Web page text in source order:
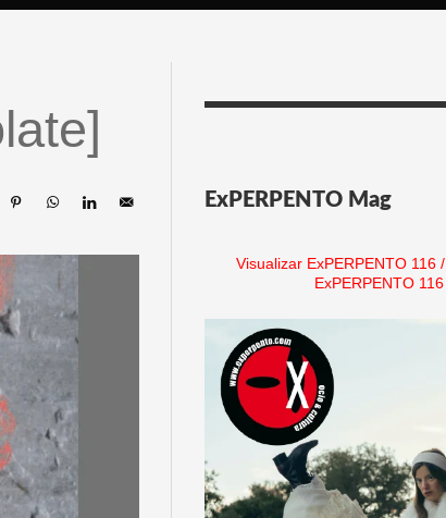
ExPERPENTO Mag
Visualizar ExPERPENTO 116 /
ExPERPENTO 116